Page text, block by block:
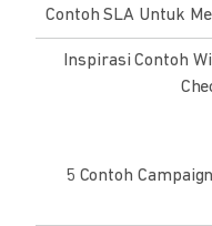
Contoh SLA Untuk
Inspirasi Contoh
5 Contoh